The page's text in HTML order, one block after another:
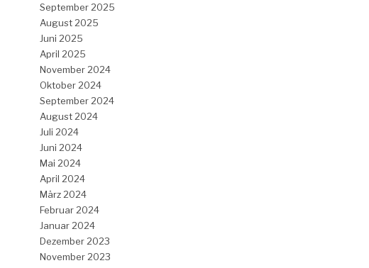
September 2025
August 2025
Juni 2025
April 2025
November 2024
Oktober 2024
September 2024
August 2024
Juli 2024
Juni 2024
Mai 2024
April 2024
März 2024
Februar 2024
Januar 2024
Dezember 2023
November 2023